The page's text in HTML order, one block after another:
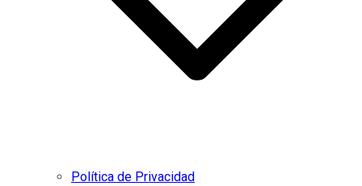
Política de Privacidad